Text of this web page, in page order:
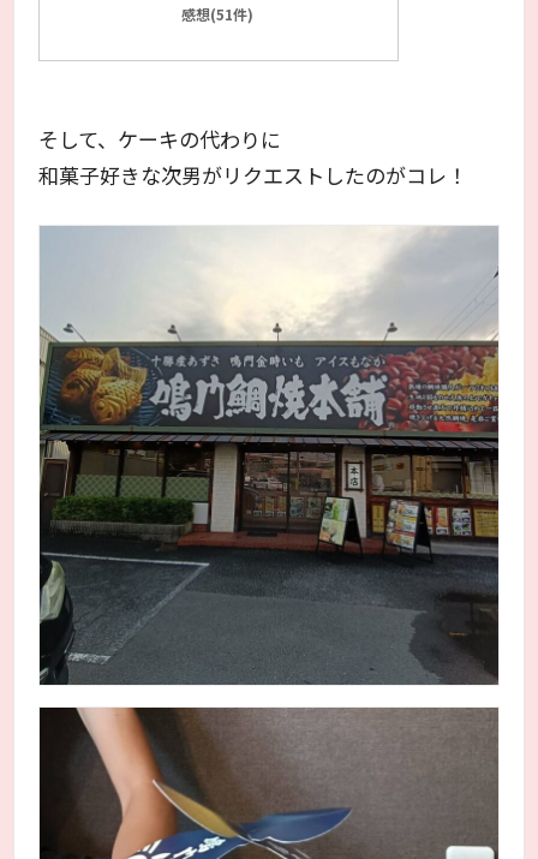
感想(51件)
そして、ケーキの代わりに
和菓子好きな次男がリクエストしたのがコレ！